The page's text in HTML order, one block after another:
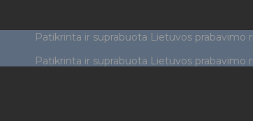
Patikrinta ir suprabuota Lietuvos prabavimo rūmuose
Patikrinta ir suprabuota Lietuvos prabavimo rūmuose